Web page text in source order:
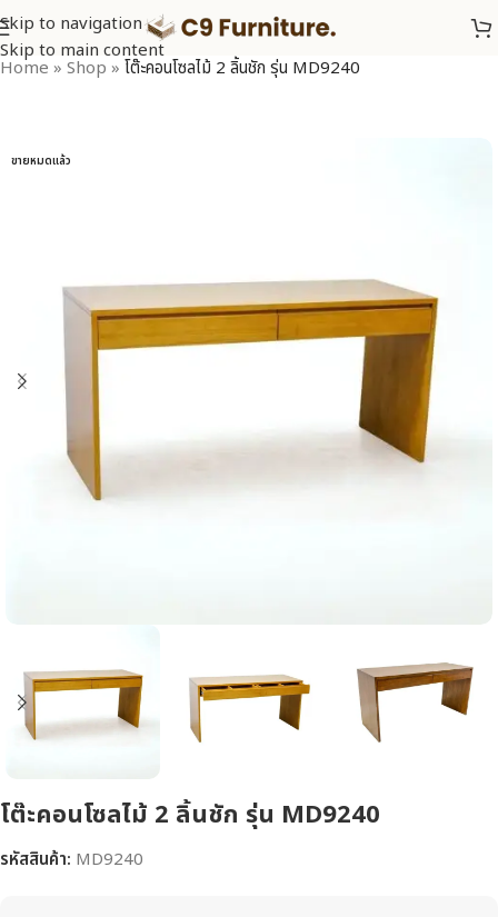
Skip to navigation
Skip to main content
Home » Shop » โต๊ะคอนโซลไม้ 2 ลิ้นชัก รุ่น MD9240
ขายหมดแล้ว
โต๊ะคอนโซลไม้ 2 ลิ้นชัก รุ่น MD9240
รหัสสินค้า: MD9240